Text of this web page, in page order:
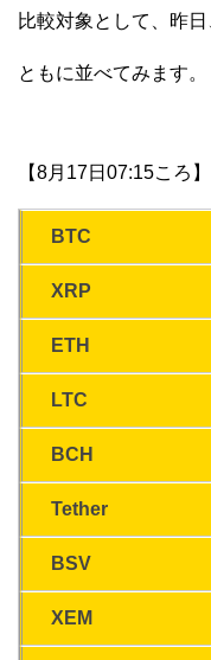
比較対象として、昨
ともに並べてみます。
【8月17日07:15ころ】
BTC
XRP
ETH
LTC
BCH
Tether
BSV
XEM